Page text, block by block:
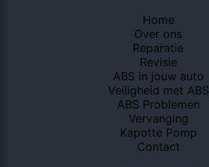
Home
Over ons
Reparatie
Revisie
ABS in jouw auto
Veiligheid met ABS
ABS Problemen
Vervanging
Kapotte Pomp
Contact